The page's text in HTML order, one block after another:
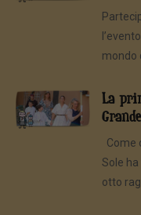
mondo
La
Come
Sole
otto